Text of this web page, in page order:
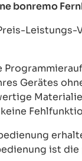
bonremo
Gerätes
ist